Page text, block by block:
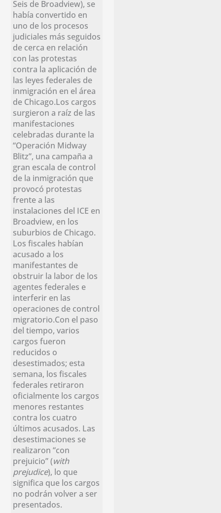
Seis de Broadview), se
había convertido en
uno de los procesos
judiciales más seguidos
de cerca en relación
con las protestas
contra la aplicación de
las leyes federales de
inmigración en el área
de Chicago.Los cargos
surgieron a raíz de las
manifestaciones
celebradas durante la
“Operación Midway
Blitz”, una campaña a
gran escala de control
de la inmigración que
provocó protestas
frente a las
instalaciones del ICE en
Broadview, en los
suburbios de Chicago.
Los fiscales habían
acusado a los
manifestantes de
obstruir la labor de los
agentes federales e
interferir en las
operaciones de control
migratorio.Con el paso
del tiempo, varios
cargos fueron
reducidos o
desestimados; esta
semana, los fiscales
federales retiraron
oficialmente los cargos
menores restantes
contra los cuatro
últimos acusados. Las
desestimaciones se
realizaron “con
prejuicio” (with
prejudice), lo que
significa que los cargos
no podrán volver a ser
presentados.